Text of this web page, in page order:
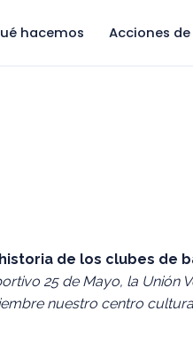
hacemos Acciones
de los clubes de
25 de Mayo, la Unión
nuestro centro